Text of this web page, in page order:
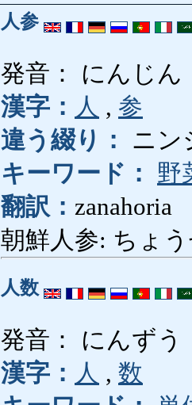
人参
発音： にんじん
漢字： 人 , 参
違う綴り：
ニン
キーワード：
野
翻訳： zanahoria
朝鮮人参: ちょ
人数
発音： にんずう
漢字： 人 , 数